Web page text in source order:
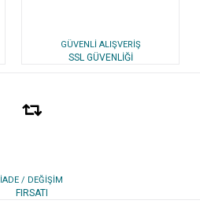
GÜVENLİ ALIŞVERİŞ
SSL GÜVENLİĞİ
İADE / DEĞİŞİM
FIRSATI